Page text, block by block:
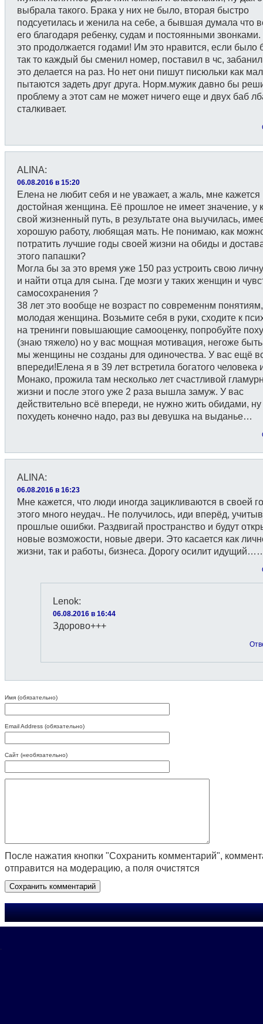
выбрала такого. Брака у них не было, вторая быстро
подсуетилась и женила на себе, а бывшая думала что
его благодаря ребенку, судам и постоянными
это продолжается годами! Им это нравится, если было
так то каждый бы сменил номер, поставил в чс,
это делается на раз. Но нет они пишут писюльки как
пытаются задеть друг друга. Норм.мужик давно бы
проблему а этот сам не может ничего еще и двух баб
сталкивает.
ALINA:
06.08.2016 в 15:20
Елена не любит себя и не уважает, а жаль, мне кажется
достойная женщина. Её прошлое не имеет значение, у
свой жизненный путь, в результате она выучилась,
хорошую работу, любящая мать. Не понимаю, как
потратить лучшие годы своей жизни на обиды и
этого папашки?
Могла бы за это время уже 150 раз устроить свою
и найти отца для сына. Где мозги у таких женщин и
самосохранения ?
38 лет это вообще не возраст по современнм
молодая женщина. Возьмите себя в руки, сходите к
на тренинги повышающие самооценку, попробуйте
(знаю тяжело) но у вас мощная мотивация, негоже
мы женщины не созданы для одиночества. У вас ещё
впереди!Елена я в 39 лет встретила богатого человека
Монако, прожила там несколько лет счастливой
жизни и после этого уже 2 раза вышла замуж. У вас
действительно всё впереди, не нужно жить обидами, ну
похудеть конечно надо, раз вы девушка на выданье…
ALINA:
06.08.2016 в 16:23
Мне кажется, что люди иногда зацикливаются в своей
этого много неудач.. Не получилось, иди вперёд,
прошлые ошибки. Раздвигай пространство и будут
новые возможости, новые двери. Это касается как
жизни, так и работы, бизнеса. Дорогу осилит
Lenok:
06.08.2016 в 16:44
Здорово+++
Имя (обязательно)
Email Address (обязательно)
Сайт (необязательно)
После нажатия кнопки "Сохранить комментарий",
отправится на модерацию, а поля очистятся
.